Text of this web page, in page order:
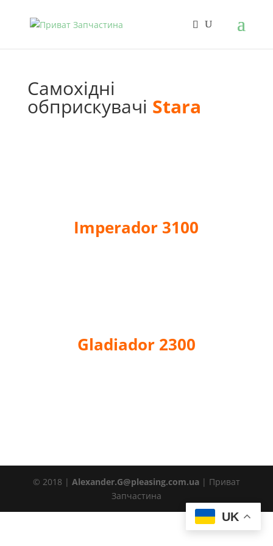
Самохідні
обприскувачі Stara
Imperador 3100
Gladiador 2300
© 2018 | Alexander.G@pleasing.com.ua| Приват
Запчастина
UK